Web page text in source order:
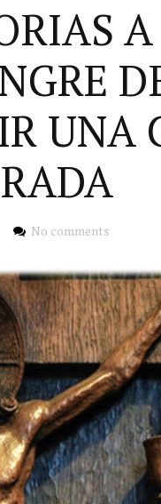
UNA
No comments